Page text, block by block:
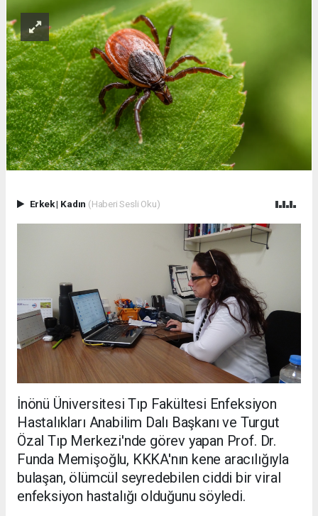
Erkek| Kadın (Haberi Sesli Oku)
İnönü Üniversitesi Tıp Fakültesi Enfeksiyon
Hastalıkları Anabilim Dalı Başkanı ve Turgut
Özal Tıp Merkezi'nde görev yapan Prof. Dr.
Funda Memişoğlu, KKKA'nın kene aracılığıyla
bulaşan, ölümcül seyredebilen ciddi bir viral
enfeksiyon hastalığı olduğunu söyledi.